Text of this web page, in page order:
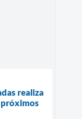
realiza
próximos